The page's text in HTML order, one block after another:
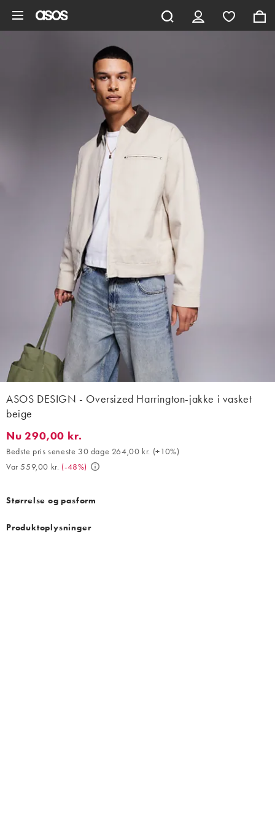
ASOS DESIGN - Oversized Harrington-jakke i vasket
beige
Nu 290,00 kr.. Bedste pris seneste 30 dage 264,00 kr. (+10%).
Nu 290,00 kr.
Bedste pris seneste 30 dage 264,00 kr. (+10%)
Var 559,00 kr. (-48%)
Størrelse og pasform
Produktoplysninger